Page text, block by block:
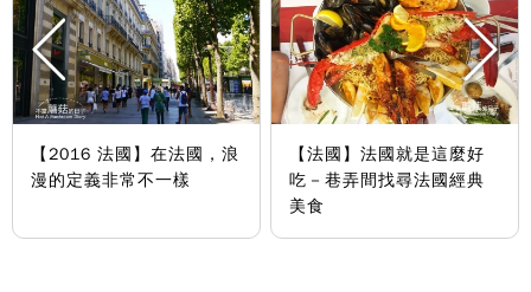
【2016 法國】在法國，浪
漫的定義非常不一樣
【法國】法國就是這麼好
吃－巷弄間找尋法國經典
美食